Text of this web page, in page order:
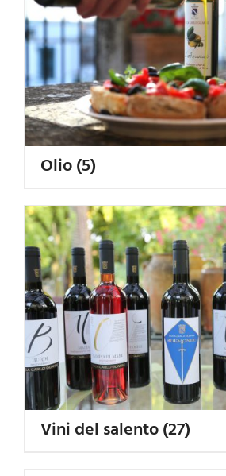
Olio(5)
Vini del salento(27)